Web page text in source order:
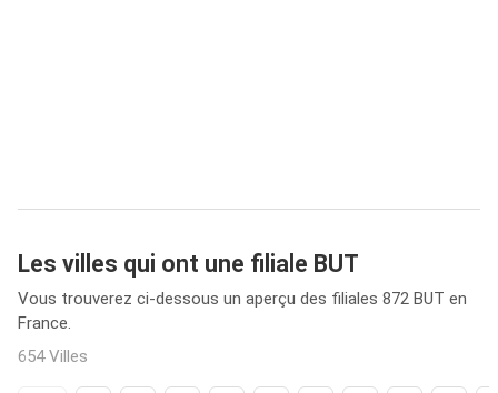
Les villes qui ont une filiale BUT
Vous trouverez ci-dessous un aperçu des filiales 872 BUT en
France.
654 Villes